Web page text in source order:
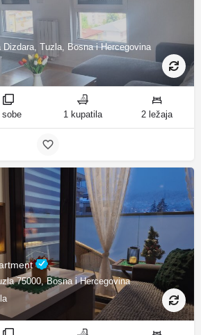
Dizdara, Tuzla, Bosna i Hercegovina
sobe 1 kupatila 2 ležaja
75000, Bosna i Hercegovina